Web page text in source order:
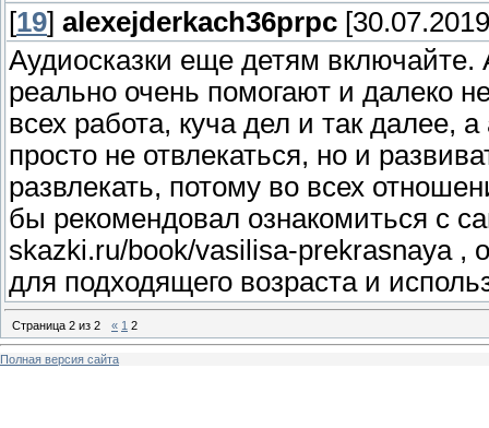
[19] alexejderkach36prpc
Аудиосказки еще детям включайте.
реально очень помогают и далеко
всех работа, куча дел и так далее,
просто не отвлекаться, но и
развлекать, потому во всех
бы рекомендовал ознакомиться с
skazki.ru/book/vasilisa-prekrasnaya ,
для подходящего возраста и
Страница 2 из 2 « 1 2
Полная версия сайта